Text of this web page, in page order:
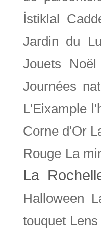
İstiklal
Jardin du
Jouets Noël
Journées
L'Eixample
Corne d'Or
Rouge La
La
Halloween
touquet Lens